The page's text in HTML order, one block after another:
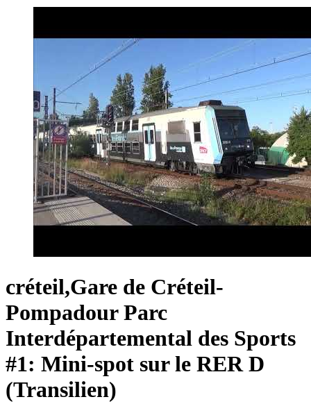
créteil,Gare de Créteil-
Pompadour Parc
Interdépartemental des Sports
#1: Mini-spot sur le RER D
(Transilien)